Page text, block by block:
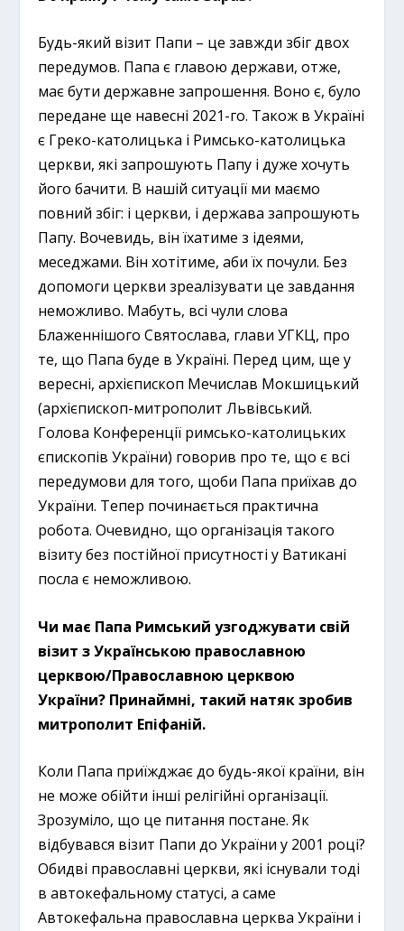
Будь-який візит Папи – це завжди збіг двох
передумов. Папа є главою держави, отже,
має бути державне запрошення. Воно є, було
передане ще навесні 2021-го. Також в Україні
є Греко-католицька і Римсько-католицька
церкви, які запрошують Папу і дуже хочуть
його бачити. В нашій ситуації ми маємо
повний збіг: і церкви, і держава запрошують
Папу. Вочевидь, він їхатиме з ідеями,
меседжами. Він хотітиме, аби їх почули. Без
допомоги церкви зреалізувати це завдання
неможливо. Мабуть, всі чули слова
Блаженнішого Святослава, глави УГКЦ, про
те, що Папа буде в Україні. Перед цим, ще у
вересні, архієпископ Мечислав Мокшицький
(архієпископ-митрополит Львівський.
Голова Конференції римсько-католицьких
єпископів України) говорив про те, що є всі
передумови для того, щоби Папа приїхав до
України. Тепер починається практична
робота. Очевидно, що організація такого
візиту без постійної присутності у Ватикані
посла є неможливою.
Чи має Папа Римський узгоджувати свій
візит з Українською православною
церквою/Православною церквою
України? Принаймні, такий натяк зробив
митрополит Епіфаній.
Коли Папа приїжджає до будь-якої країни, він
не може обійти інші релігійні організації.
Зрозуміло, що це питання постане. Як
відбувався візит Папи до України у 2001 році?
Обидві православні церкви, які існували тоді
в автокефальному статусі, а саме
Автокефальна православна церква України і